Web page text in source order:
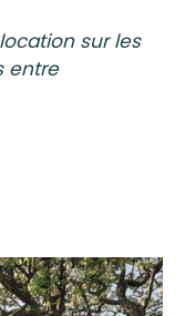
sur les
entre